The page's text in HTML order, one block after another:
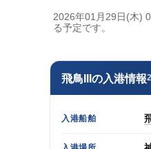
2026年01月29日(木)
る予定です。
飛鳥IIIの入港情報
入港船舶